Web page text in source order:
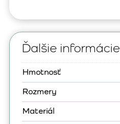
Ďalšie informácie
Hmotnosť
Rozmery
Materiál